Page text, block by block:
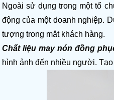
Ngoài sử dụng trong một tổ
động của một doanh nghiệp.
tượng trong mắt khách hàng.
Chất liệu may nón đồng
hình ảnh đến nhiều người.